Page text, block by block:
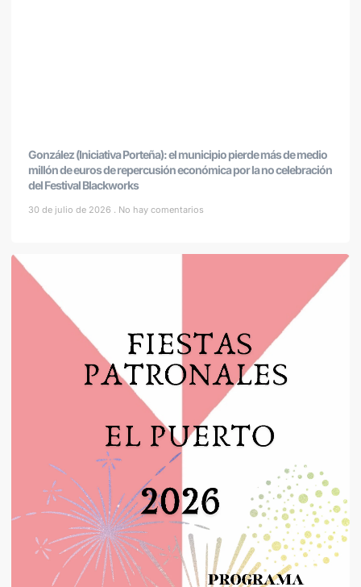
González (Iniciativa Porteña): el municipio pierde más de medio
millón de euros de repercusión económica por la no celebración
del Festival Blackworks
30 de julio de 2026 No hay comentarios